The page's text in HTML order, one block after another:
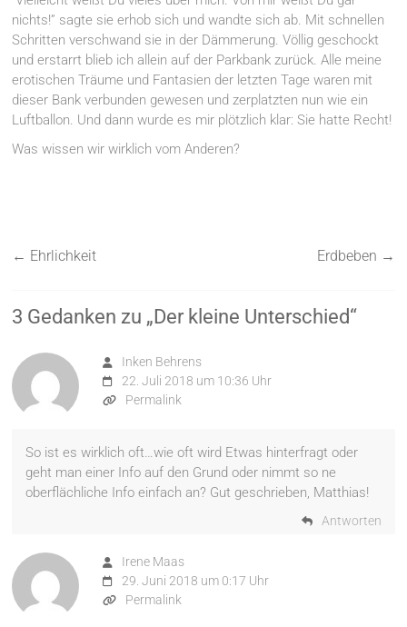
nichts!” sagte sie erhob sich und wandte sich ab. Mit schnellen
Schritten verschwand sie in der Dämmerung. Völlig geschockt
und erstarrt blieb ich allein auf der Parkbank zurück. Alle meine
erotischen Träume und Fantasien der letzten Tage waren mit
dieser Bank verbunden gewesen und zerplatzten nun wie ein
Luftballon. Und dann wurde es mir plötzlich klar: Sie hatte Recht!
Was wissen wir wirklich vom Anderen?
← Ehrlichkeit Erdbeben →
3 Gedanken zu „Der kleine Unterschied“
Inken Behrens
22. Juli 2018 um 10:36 Uhr
Permalink
So ist es wirklich oft…wie oft wird Etwas hinterfragt oder
geht man einer Info auf den Grund oder nimmt so ne
oberflächliche Info einfach an? Gut geschrieben, Matthias!
Antworten
Irene Maas
29. Juni 2018 um 0:17 Uhr
Permalink